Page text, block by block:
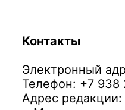
Контакты
Электронный
Телефон: +7 938
Адрес редакции: